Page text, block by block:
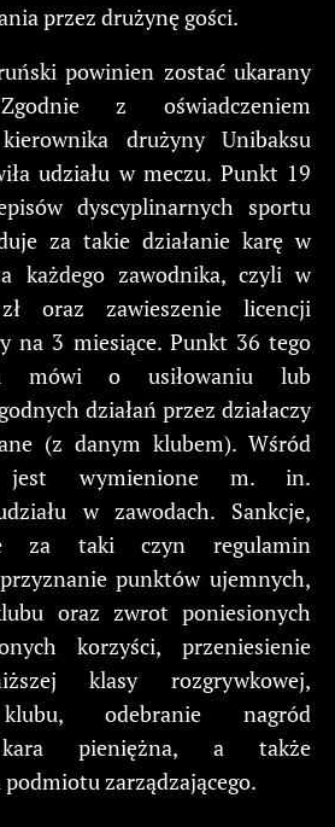
przez drużynę gości.
powinien zostać ukarany
z oświadczeniem
drużyny Unibaksu
udziału w meczu. Punkt 19
dyscyplinarnych sportu
za takie działanie karę w
każdego zawodnika, czyli w
oraz zawieszenie licencji
na 3 miesiące. Punkt 36 tego
mówi o usiłowaniu lub
działań przez działaczy
(z danym klubem). Wśród
jest wymienione m. in.
w zawodach. Sankcje,
za taki czyn regulamin
punktów ujemnych,
oraz zwrot poniesionych
korzyści, przeniesienie
klasy rozgrywkowej,
klubu, odebranie nagród
kara pieniężna, a także
zarządzającego.